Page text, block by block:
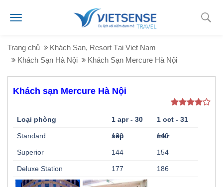
Trang chủ
Khách San, Resort Tại Viet Nam
Khách Sạn Hà Nội
Khách Sạn Mercure Hà Nội
Khách sạn Mercure Hà Nội
Loại phòng 1 apr - 30
sep
1 oct - 31
mar
Standard 130 140
Superior 144 154
Deluxe Station 177 186